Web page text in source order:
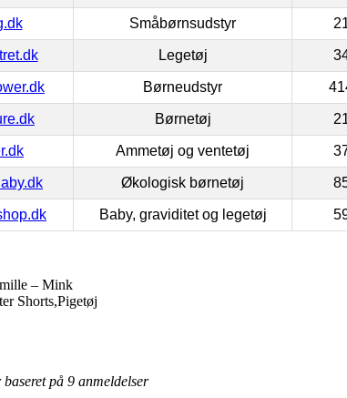
Småbørnsudstyr
Legetøj
Børneudstyr
Børnetøj
Ammetøj og ventetøj
Økologisk børnetøj
Baby, graviditet og legetøj
– Mink
Shorts,Pigetøj
på 9 anmeldelser